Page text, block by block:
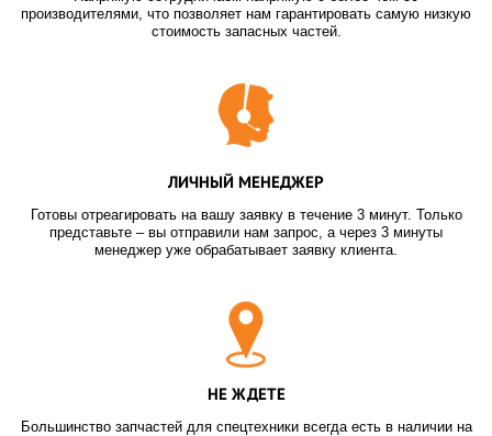
производителями, что позволяет нам гарантировать самую низкую
стоимость запасных частей.
ЛИЧНЫЙ МЕНЕДЖЕР
Готовы отреагировать на вашу заявку в течение 3 минут. Только
представьте – вы отправили нам запрос, а через 3 минуты
менеджер уже обрабатывает заявку клиента.
НЕ ЖДЕТЕ
Большинство запчастей для спецтехники всегда есть в наличии на